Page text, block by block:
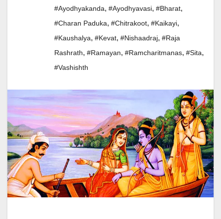
#ayodhyakanda, #ayodhyavasi, #bharat,
#charan Paduka, #chitrakoot, #kaikayi,
#kaushalya, #kevat, #nishaadraj, #raja
Rashrath, #ramayan, #ramcharitmanas, #sita,
#vashishth